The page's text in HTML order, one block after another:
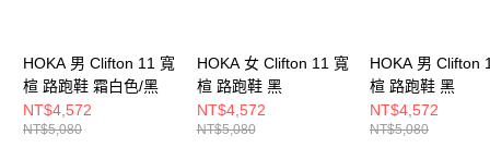
HOKA 男 Clifton 11 寬
楦 路跑鞋 霜白色/黑
NT$4,572
NT$5,080
HOKA 女 Clifton 11 寬
楦 路跑鞋 黑
NT$4,572
NT$5,080
HOKA 男 Clifton
楦 路跑鞋 黑
NT$4,572
NT$5,080